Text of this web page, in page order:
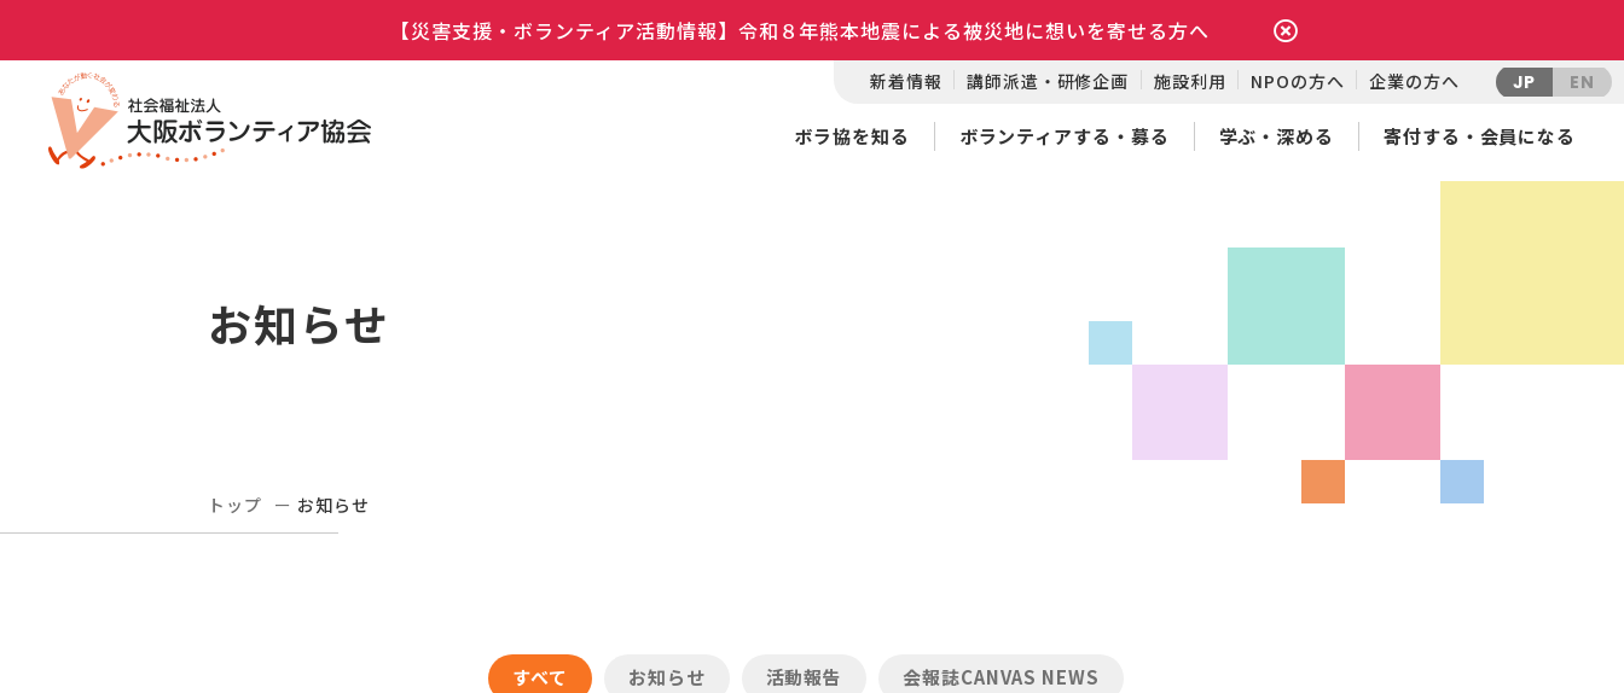
【災害支援・ボランティア活動情報】令和８年熊本地震による被災地に想いを寄せる方へ
新着情報 講師派遣・研修企画 施設利用 NPOの方へ 企業の方へ JP EN
ボラ協を知る ボランティアする・募る 学ぶ・深める 寄付する・会員になる
お知らせ
トップ お知らせ
すべて お知らせ 活動報告 会報誌CANVAS NEWS